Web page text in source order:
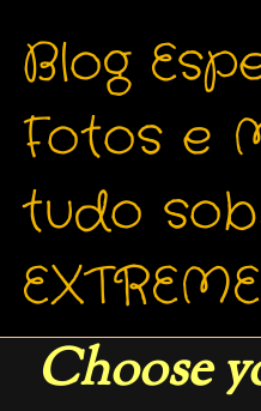
Blog
Fotos e
tudo
Choose